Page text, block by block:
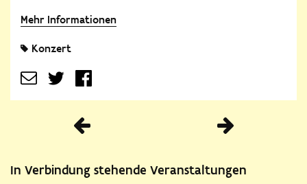
Mehr Informationen
Konzert
Vorherige
In Verbindung stehende Veranstaltungen